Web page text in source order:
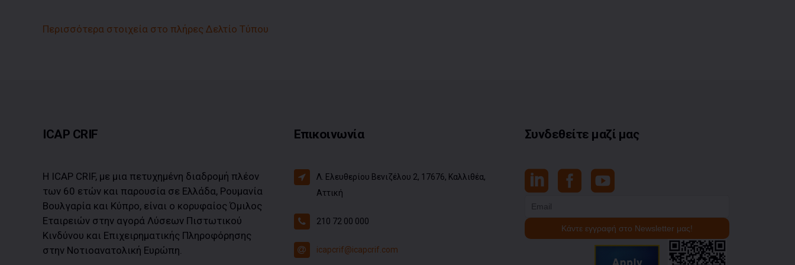
Περισσότερα στοιχεία στο πλήρες Δελτίο Τύπου
ICAP CRIF
Η ICAP CRIF, με μια πετυχημένη διαδρομή πλέον
των 60 ετών και παρουσία σε Ελλάδα, Ρουμανία
Βουλγαρία και Κύπρο, είναι ο κορυφαίος Όμιλος
Εταιρειών στην αγορά Λύσεων Πιστωτικού
Κινδύνου και Επιχειρηματικής Πληροφόρησης
στην Νοτιοανατολική Ευρώπη.
Επικοινωνία
Λ. Ελευθερίου Βενιζέλου 2, 17676, Καλλιθέα,
Αττική
210 72 00 000
icapcrif@icapcrif.com
Συνδεθείτε μαζί μας